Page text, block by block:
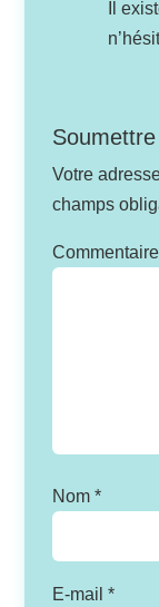
Il
Votre
champs
Nom*
E-mail*